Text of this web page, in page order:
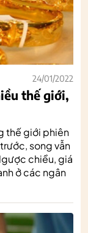
24/01/2022
thế giới,
thế giới phiên
song vẫn
chiều, giá
ở các ngân